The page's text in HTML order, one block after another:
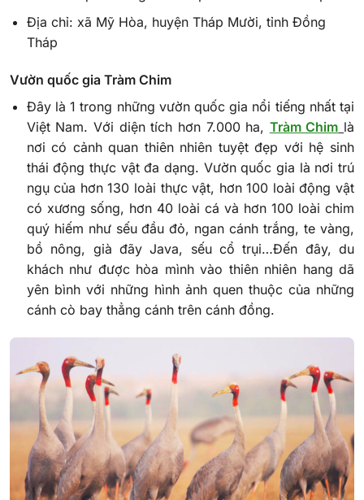
Địa chỉ: xã Mỹ Hòa, huyện Tháp Mười, tỉnh Đồng
Tháp
Vườn quốc gia Tràm Chim
Đây là 1 trong những vườn quốc gia nổi tiếng nhất tại
Việt Nam. Với diện tích hơn 7.000 ha, Tràm Chim là
nơi có cảnh quan thiên nhiên tuyệt đẹp với hệ sinh
thái động thực vật đa dạng. Vườn quốc gia là nơi trú
ngụ của hơn 130 loài thực vật, hơn 100 loài động vật
có xương sống, hơn 40 loài cá và hơn 100 loài chim
quý hiếm như sếu đầu đỏ, ngan cánh trắng, te vàng,
bồ nông, già đãy Java, sếu cổ trụi…Đến đây, du
khách như được hòa mình vào thiên nhiên hang dã
yên bình với những hình ảnh quen thuộc của những
cánh cò bay thẳng cánh trên cánh đồng.